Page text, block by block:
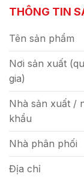
THÔNG TIN
Tên sản phẩm
Nơi sản xuất
gia)
Nhà sản xuất /
khẩu
Nhà phân phối
Địa chỉ